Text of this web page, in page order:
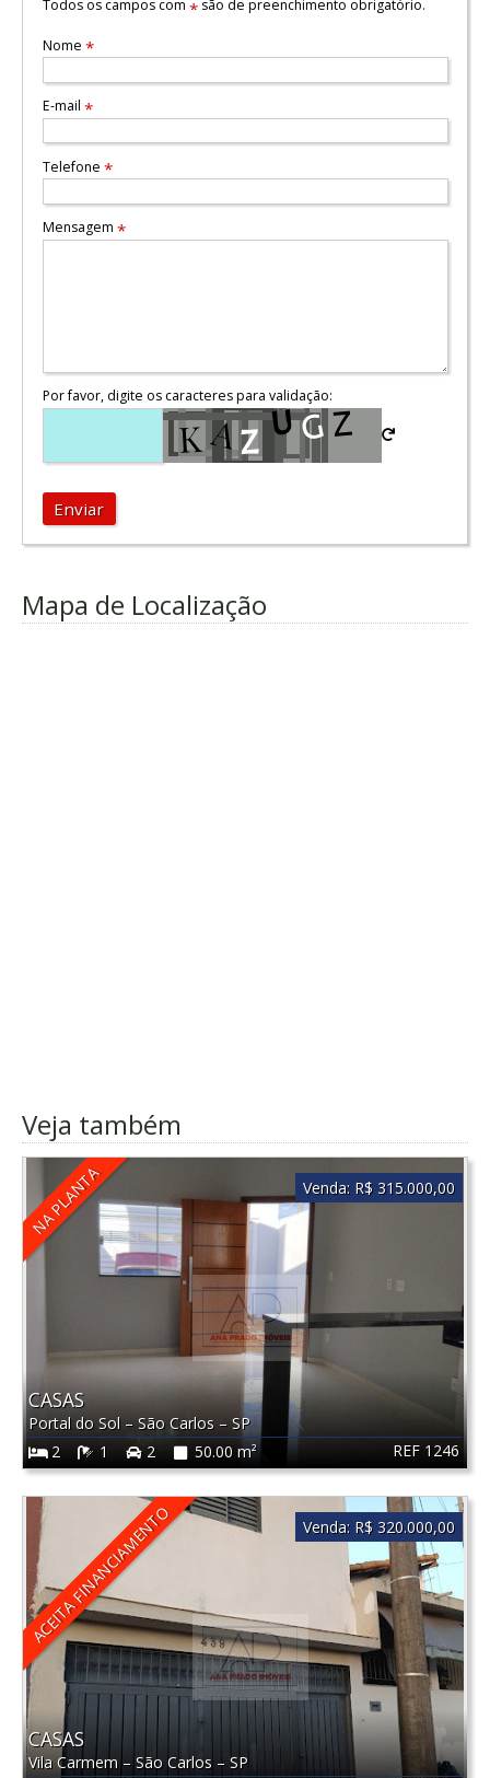
Todos os campos com *são de preenchimento obrigatório.
Nome *
E-mail *
Telefone *
Mensagem *
Por favor, digite os caracteres para validação:
Enviar
Mapa de Localização
Veja também
NA PLANTA
REF 1246
CASAS
Portal do Sol – São Carlos – SP
2
1 2 50.00 m²
Venda: R$ 315.000,00
ACEITA FINANCIAMENTO
CASAS
Vila Carmem – São Carlos – SP
Venda: R$ 320.000,00